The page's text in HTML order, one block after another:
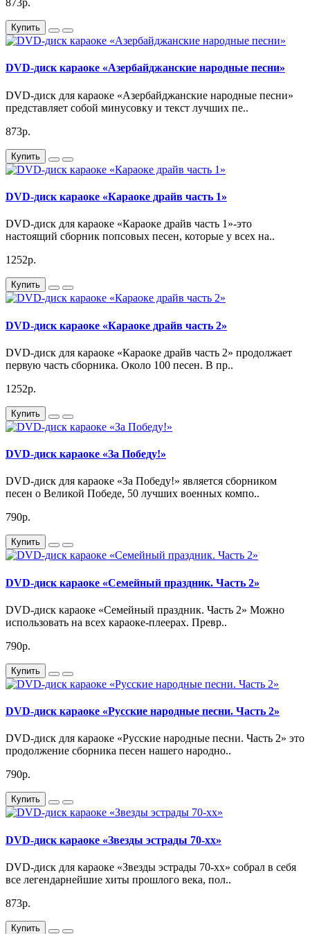
873р.
Купить
DVD-диск караоке «Азербайджанские народные песни»
DVD-диск для караоке «Азербайджанские народные песни»
представляет собой минусовку и текст лучших пе..
873р.
Купить
DVD-диск караоке «Караоке драйв часть 1»
DVD-диск для караоке «Караоке драйв часть 1»-это
настоящий сборник попсовых песен, которые у всех на..
1252р.
Купить
DVD-диск караоке «Караоке драйв часть 2»
DVD-диск для караоке «Караоке драйв часть 2» продолжает
первую часть сборника. Около 100 песен. В пр..
1252р.
Купить
DVD-диск караоке «За Победу!»
DVD-диск для караоке «За Победу!» является сборником
песен о Великой Победе, 50 лучших военных компо..
790р.
Купить
DVD-диск караоке «Семейный праздник. Часть 2»
DVD-диск караоке «Семейный праздник. Часть 2» Можно
использовать на всех караоке-плеерах. Превр..
790р.
Купить
DVD-диск караоке «Русские народные песни. Часть 2»
DVD-диск для караоке «Русские народные песни. Часть 2» это
продолжение сборника песен нашего народно..
790р.
Купить
DVD-диск караоке «Звезды эстрады 70-хх»
DVD-диск для караоке «Звезды эстрады 70-хх» собрал в себя
все легендарнейшие хиты прошлого века, пол..
873р.
Купить